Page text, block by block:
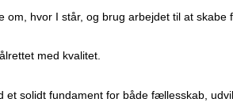
hvor I står, og brug arbejdet til at skabe
med kvalitet.
solidt fundament for både fællesskab,